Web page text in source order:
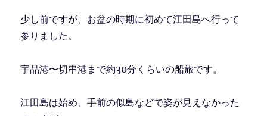
少し前ですが、お盆の時期に初めて江田島へ行って
参りました。
宇品港〜切串港まで約30分くらいの船旅です。
江田島は始め、手前の似島などで姿が見えなかった